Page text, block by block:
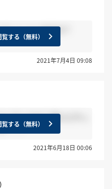
らっしゃいますか？
する（無料）
2021年7月4日 09:08
いでしたか？ 短いとやっ
、、、
する（無料）
2021年6月18日 00:06